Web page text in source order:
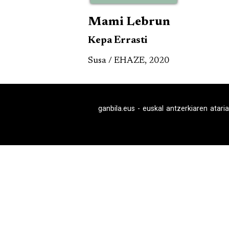
Mami Lebrun
Kepa Errasti
Susa / EHAZE, 2020
ganbila.eus - euskal antzerkiaren ataria